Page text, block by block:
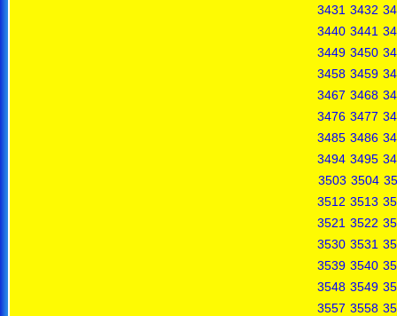
3431 3432
3440 3441
3449 3450
3458 3459
3467 3468
3476 3477
3485 3486
3494 3495
3503 3504
3512 3513
3521 3522
3530 3531
3539 3540
3548 3549
3557 3558